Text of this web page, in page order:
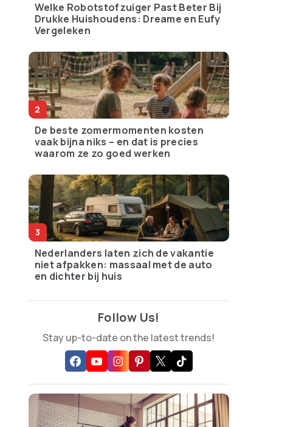
Welke Robotstofzuiger Past Beter Bij
Drukke Huishoudens: Dreame en Eufy
Vergeleken
De beste zomermomenten kosten
vaak bijna niks – en dat is precies
waarom ze zo goed werken
Nederlanders laten zich de vakantie
niet afpakken: massaal met de auto
en dichter bij huis
Follow Us!
Stay up-to-date on the latest trends!